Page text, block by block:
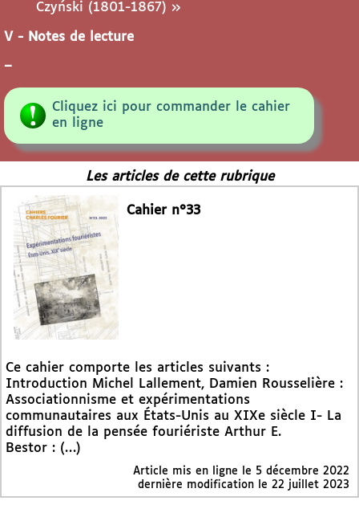
Czyński (1801-1867) »
V - Notes de lecture
–
Cliquez ici pour commander le cahier
en ligne
Les articles de cette rubrique
Cahier n°33
Ce cahier comporte les articles suivants :
Introduction Michel Lallement, Damien Rousselière :
Associationnisme et expérimentations
communautaires aux États-Unis au XIXe siècle I- La
diffusion de la pensée fouriériste Arthur E.
Bestor : (…)
Article mis en ligne le 5 décembre 2022
dernière modification le 22 juillet 2023